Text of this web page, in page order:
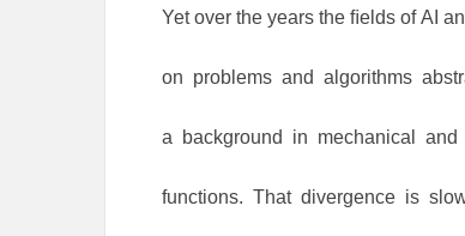
Yet over the years the ﬁelds of AI
on problems and algorithms
a background in mechanical and
functions. That divergence is